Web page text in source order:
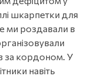
шкарпетки для
ми роздавали в
за кордоном. У
навіть